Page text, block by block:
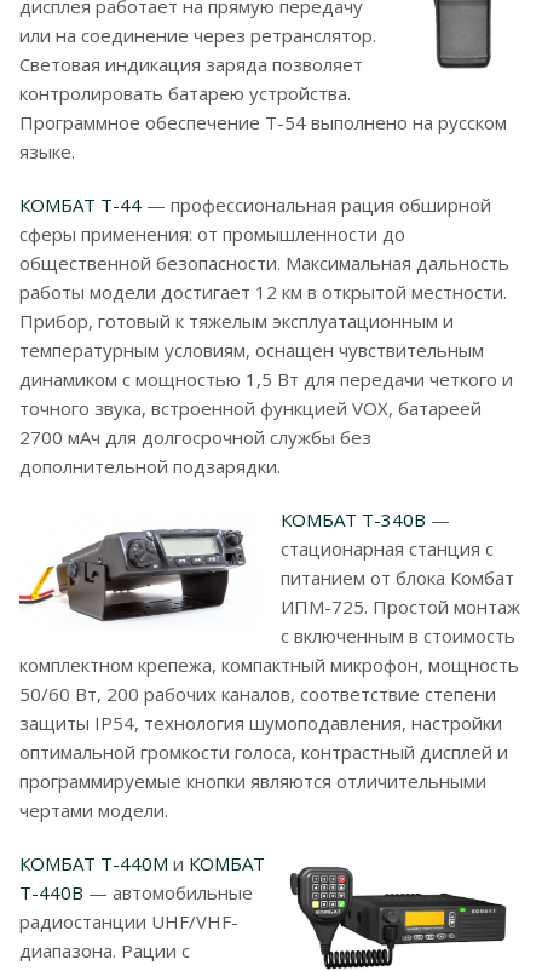
дисплея работает на прямую передачу
или на соединение через ретранслятор.
Световая индикация заряда позволяет
контролировать батарею устройства.
Программное обеспечение T-54 выполнено на русском
языке.
КОМБАТ Т-44 — профессиональная рация обширной
сферы применения: от промышленности до
общественной безопасности. Максимальная дальность
работы модели достигает 12 км в открытой местности.
Прибор, готовый к тяжелым эксплуатационным и
температурным условиям, оснащен чувствительным
динамиком с мощностью 1,5 Вт для передачи четкого и
точного звука, встроенной функцией VOX, батареей
2700 мАч для долгосрочной службы без
дополнительной подзарядки.
КОМБАТ T-340B —
стационарная станция с
питанием от блока Комбат
ИПМ-725. Простой монтаж
с включенным в стоимость
комплектном крепежа, компактный микрофон, мощность
50/60 Вт, 200 рабочих каналов, соответствие степени
защиты IP54, технология шумоподавления, настройки
оптимальной громкости голоса, контрастный дисплей и
программируемые кнопки являются отличительными
чертами модели.
КОМБАТ T-440M и КОМБАТ
T-440B — автомобильные
радиостанции UHF/VHF-
диапазона. Рации с